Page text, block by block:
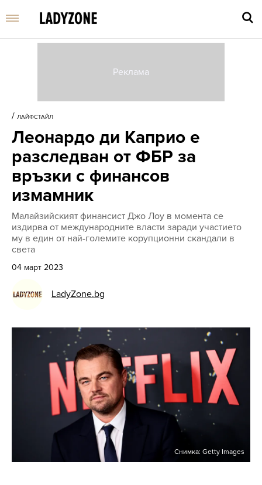
/ ЛАЙФСТАЙЛ
Леонардо ди Каприо е
разследван от ФБР за
връзки с финансов
измамник
Mалайзийският финансист Джо Лоу в момента се
издирва от международните власти заради участието
му в един от най-големите корупционни скандали в
света
04 март 2023
LadyZone.bg
Снимка: Getty Images